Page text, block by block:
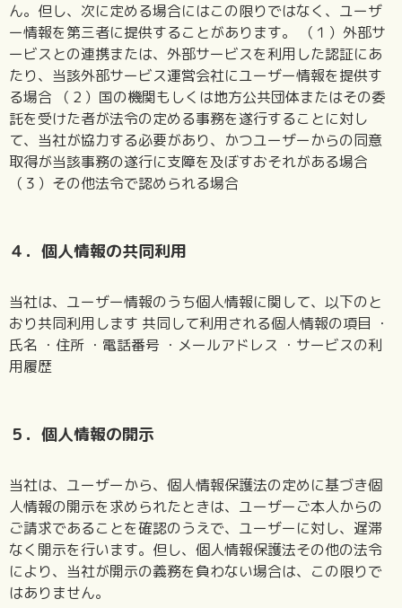
ん。但し、次に定める場合にはこの限りではなく、ユーザ
ー情報を第三者に提供することがあります。 （１）外部サ
ービスとの連携または、外部サービスを利用した認証にあ
たり、当該外部サービス運営会社にユーザー情報を提供す
る場合 （２）国の機関もしくは地方公共団体またはその委
託を受けた者が法令の定める事務を遂行することに対し
て、当社が協力する必要があり、かつユーザーからの同意
取得が当該事務の遂行に支障を及ぼすおそれがある場合
（３）その他法令で認められる場合
４．個人情報の共同利用
当社は、ユーザー情報のうち個人情報に関して、以下のと
おり共同利用します 共同して利用される個人情報の項目 ・
氏名 ・住所 ・電話番号 ・メールアドレス ・サービスの利
用履歴
５．個人情報の開示
当社は、ユーザーから、個人情報保護法の定めに基づき個
人情報の開示を求められたときは、ユーザーご本人からの
ご請求であることを確認のうえで、ユーザーに対し、遅滞
なく開示を行います。但し、個人情報保護法その他の法令
により、当社が開示の義務を負わない場合は、この限りで
はありません。